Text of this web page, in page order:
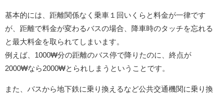
基本的には、距離関係なく乗車１回いくらと料金が一律です
が、距離で料金が変わるバスの場合、降車時のタッチを忘れる
と最大料金を取られてしまいます。
例えば、1000₩分の距離のバス停で降りたのに、終点が
2000₩なら2000₩とられしまうということです。
また、バスから地下鉄に乗り換えるなど公共交通機関に乗り換